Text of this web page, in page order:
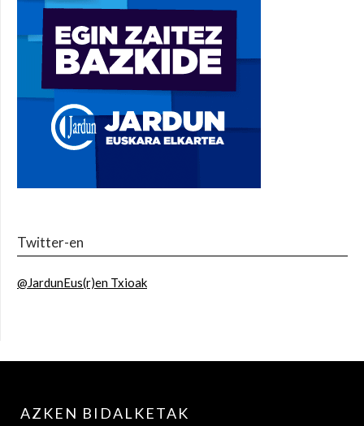
Twitter-en
@JardunEus(r)en Txioak
AZKEN BIDALKETAK